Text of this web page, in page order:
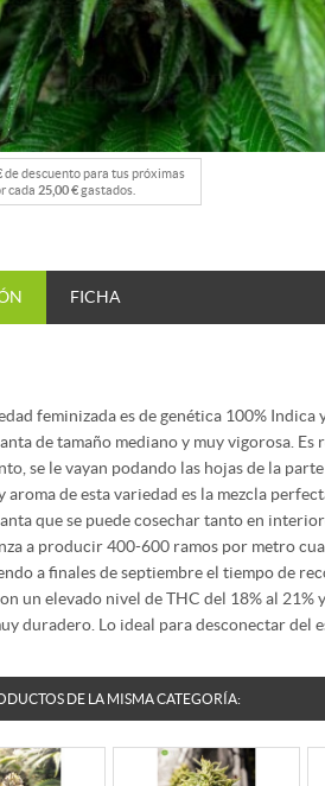
de descuento para tus próximas
cada 25,00 €gastados.
FICHA
feminizada es de genética 100%
de tamaño mediano y muy vigorosa.
se le vayan podando las hojas de la
aroma de esta variedad es la mezcla
que se puede cosechar tanto en
a producir 400-600 ramos por metro
a finales de septiembre el tiempo de
un elevado nivel de THC del 18% al
duradero. Lo ideal para desconectar del
DE LA MISMA CATEGORÍA: